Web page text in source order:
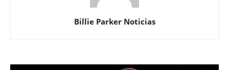
Billie Parker Noticias